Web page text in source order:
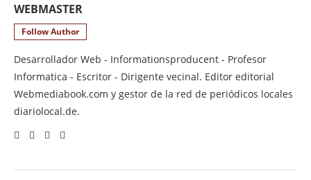
WEBMASTER
Follow Author
Desarrollador Web - Informationsproducent - Profesor
Informatica - Escritor - Dirigente vecinal. Editor editorial
Webmediabook.com y gestor de la red de periódicos locales
diariolocal.de.